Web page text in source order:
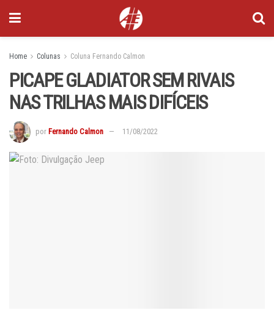
Home Colunas Coluna Fernando Calmon
PICAPE GLADIATOR SEM RIVAIS
NAS TRILHAS MAIS DIFÍCEIS
por Fernando Calmon 11/08/2022